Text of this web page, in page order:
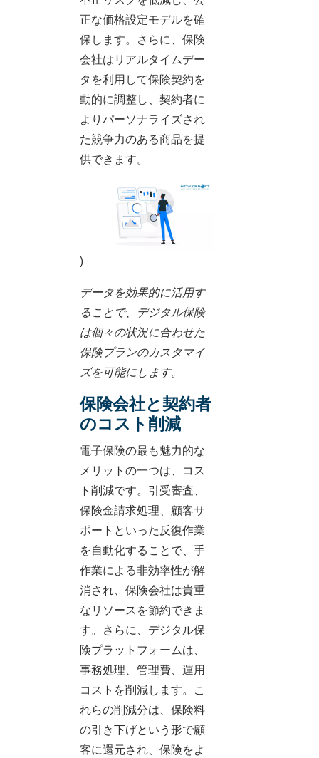
正な価格設定モデルを確
保します。さらに、保険
会社はリアルタイムデー
タを利用して保険契約を
動的に調整し、契約者に
よりパーソナライズされ
た競争力のある商品を提
供できます。
)
データを効果的に活用す
ることで、デジタル保険
は個々の状況に合わせた
保険プランのカスタマイ
ズを可能にします。
保険会社と契約者
のコスト削減
電子保険の最も魅力的な
メリットの一つは、コス
ト削減です。引受審査、
保険金請求処理、顧客サ
ポートといった反復作業
を自動化することで、手
作業による非効率性が解
消され、保険会社は貴重
なリソースを節約できま
す。さらに、デジタル保
険プラットフォームは、
事務処理、管理費、運用
コストを削減します。こ
れらの削減分は、保険料
の引き下げという形で顧
客に還元され、保険をよ